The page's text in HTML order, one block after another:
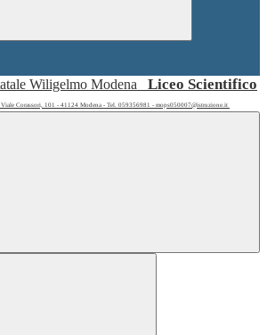
Liceo Scientifico
Viale Corassori, 101 - 41124 Modena - Tel. 059356981 - mops050007@istruzione.it